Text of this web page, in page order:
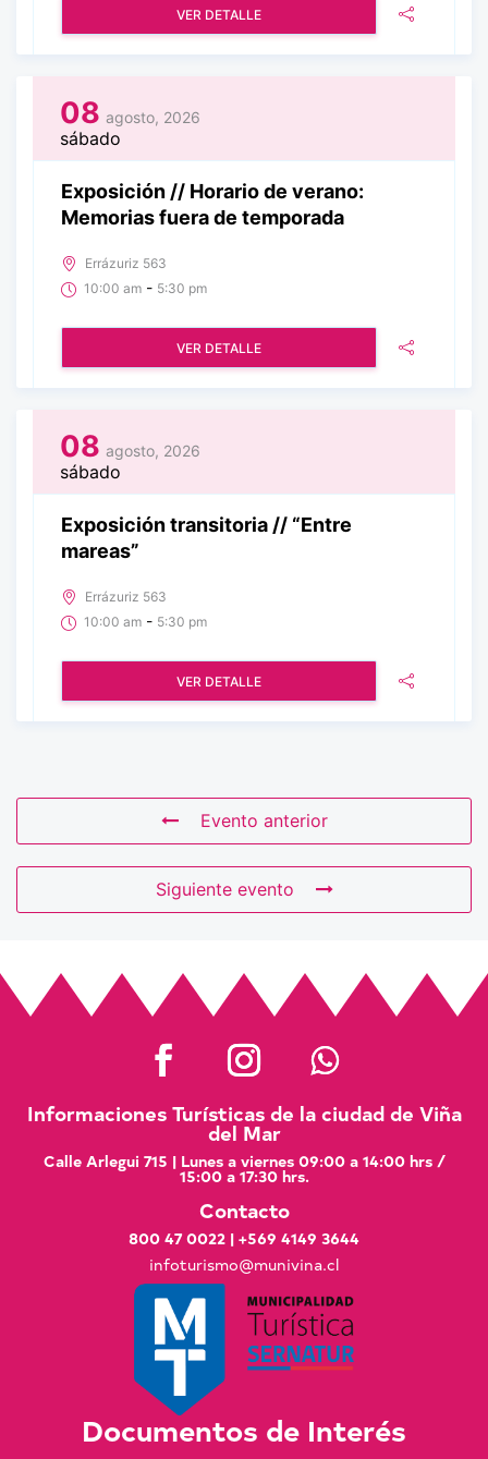
VER DETALLE
08 agosto, 2026
sábado
Exposición // Horario de verano:
Memorias fuera de temporada
Errázuriz 563
10:00 am - 5:30 pm
VER DETALLE
08 agosto, 2026
sábado
Exposición transitoria // “Entre
mareas”
Errázuriz 563
10:00 am - 5:30 pm
VER DETALLE
Evento anterior
Siguiente evento
Informaciones Turísticas de la ciudad de Viña
del Mar
Calle Arlegui 715 | Lunes a viernes 09:00 a 14:00 hrs /
15:00 a 17:30 hrs.
Contacto
800 47 0022 | +569 4149 3644
infoturismo@munivina.cl
Documentos de Interés